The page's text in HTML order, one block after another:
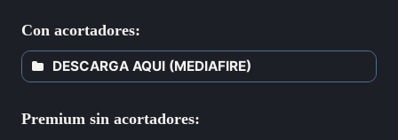
Con acortadores:
DESCARGA AQUI (MEDIAFIRE)
Premium sin acortadores: